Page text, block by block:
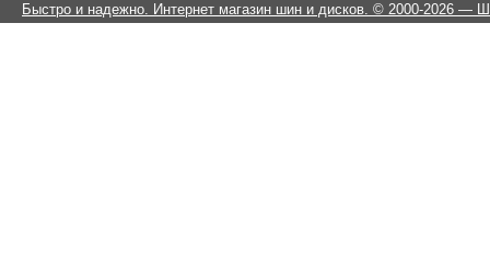
Быстро и надежно. Интернет магазин шин и дисков. © 2000-2026 —